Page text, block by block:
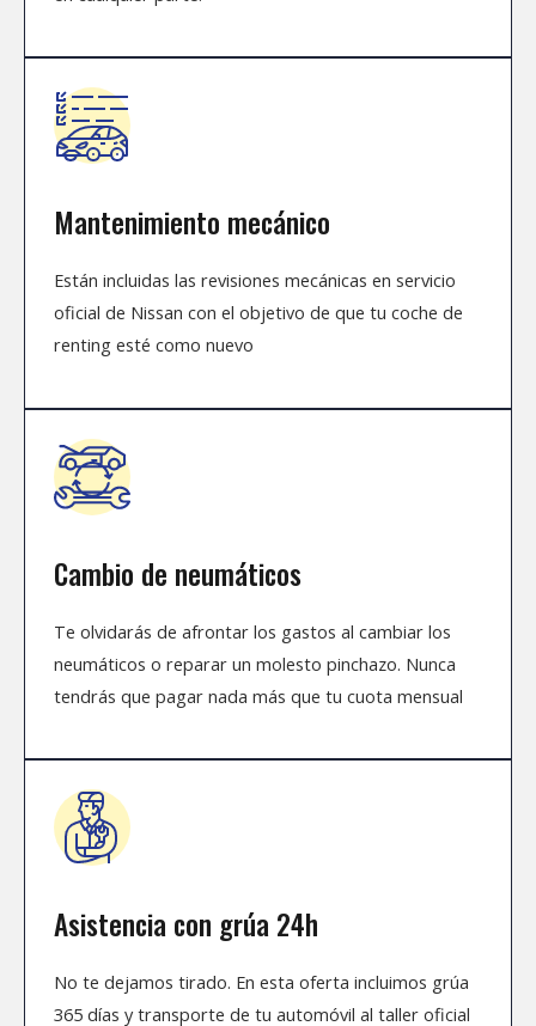
Mantenimiento mecánico
Están incluidas las revisiones mecánicas en servicio
oficial de Nissan con el objetivo de que tu coche de
renting esté como nuevo
Cambio de neumáticos
Te olvidarás de afrontar los gastos al cambiar los
neumáticos o reparar un molesto pinchazo. Nunca
tendrás que pagar nada más que tu cuota mensual
Asistencia con grúa 24h
No te dejamos tirado. En esta oferta incluimos grúa
365 días y transporte de tu automóvil al taller oficial